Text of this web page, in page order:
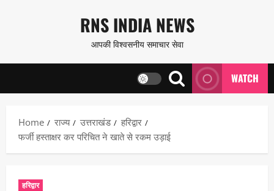
content
RNS INDIA NEWS
आपकी विश्वसनीय समाचार सेवा
WATCH
Home राज्य उत्तराखंड
हरिद्वार
फर्जी हस्ताक्षर कर परिचित ने खाते से रकम उड़ाई
हरिद्वार